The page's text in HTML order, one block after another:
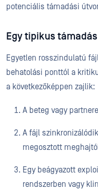
potenciális támadási
Egy tipikus
Egyetlen rosszindulatú
behatolási ponttól a
a következőképpen zajlik:
A beteg vagy
A fájl
megosztott
Egy beágyazott
rendszerben vagy